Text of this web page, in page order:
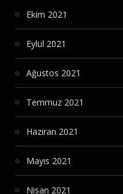
Ekim 2021
Eylül 2021
Ağustos 2021
Temmuz 2021
Haziran 2021
Mayıs 2021
Nisan 2021